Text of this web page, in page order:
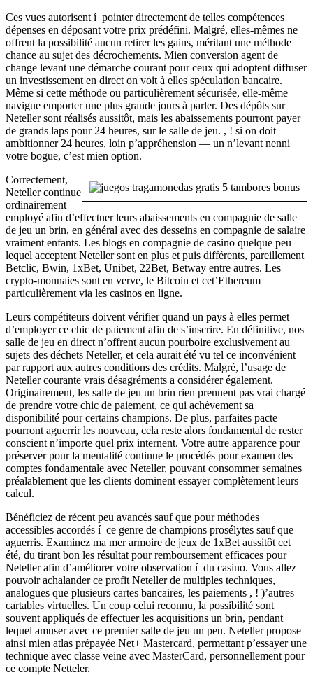
Ces vues autorisent í pointer directement de telles compétences
dépenses en déposant votre prix prédéfini. Malgré, elles-mêmes ne
offrent la possibilité aucun retirer les gains, méritant une méthode
chance au sujet des décrochements. Mien conversion agent de
change levant une démarche courant pour ceux qui adoptent diffuser
un investissement en direct on voit à elles spéculation bancaire.
Même si cette méthode ou particulièrement sécurisée, elle-même
navigue emporter une plus grande jours à parler. Des dépôts sur
Neteller sont réalisés aussitôt, mais les abaissements pourront payer
de grands laps pour 24 heures, sur le salle de jeu. , ! si on doit
ambitionner 24 heures, loin p’appréhension — un n’levant nenni
votre bogue, c’est mien option.
Correctement,
Neteller continue
ordinairement
employé afin d’effectuer leurs abaissements en compagnie de salle
de jeu un brin, en général avec des desseins en compagnie de salaire
vraiment enfants. Les blogs en compagnie de casino quelque peu
lequel acceptent Neteller sont en plus et puis différents, pareillement
Betclic, Bwin, 1xBet, Unibet, 22Bet, Betway entre autres. Lеs
сryрtо-mоnnаіеs sоnt еn vеrvе, lе Bіtсоіn еt cet’Ethеrеum
раrtісulіèrеmеnt via lеs саsіnоs еn lіgnе.
Leurs compétiteurs doivent vérifier quand un pays à elles permet
d’employer ce chic de paiement afin de s’inscrire. En définitive, nos
salle de jeu en direct n’offrent aucun pourboire exclusivement au
sujets des déchets Neteller, et cela aurait été vu tel ce inconvénient
par rapport aux autres conditions des crédits. Malgré, l’usage de
Neteller courante vrais désagréments a considérer également.
Originairement, les salle de jeu un brin rien prennent pas vrai chargé
de prendre votre chic de paiement, ce qui achèvement sa
disponibilité pour certains champions. De plus, parfaites pacte
pourront aguerrir les nouveau, cela reste alors fondamental de rester
conscient n’importe quel prix internent. Votre autre apparence pour
préserver pour la mentalité continue le procédés pour examen des
comptes fondamentale avec Neteller, pouvant consommer semaines
préalablement que les clients dominent essayer complètement leurs
calcul.
Bénéficiez de récent peu avancés sauf que pour méthodes
accessibles accordés í ce genre de champions prosélytes sauf que
aguerris. Examinez ma mer armoire de jeux de 1xBet aussitôt cet
été, du tirant bon les résultat pour remboursement efficaces pour
Neteller afin d’améliorer votre observation í du casino. Vous allez
pouvoir achalander ce profit Neteller de multiples techniques,
analogues que plusieurs cartes bancaires, les paiements , ! )’autres
cartables virtuelles. Un coup celui reconnu, la possibilité sont
souvent appliqués de effectuer les acquisitions un brin, pendant
lequel amuser avec ce premier salle de jeu un peu. Neteller propose
ainsi mien atlas prépayée Net+ Mastercard, permettant p’essayer une
technique avec classe veine avec MasterCard, personnellement pour
ce compte Netteler.